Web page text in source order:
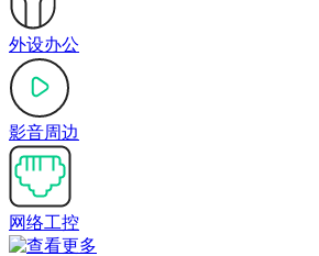
外设办公
影音周边
网络工控